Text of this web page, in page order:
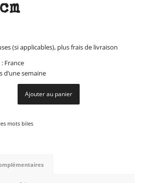
(si applicables), plus frais de livraison
France
d’une semaine
Ajouter au panier
mots biles